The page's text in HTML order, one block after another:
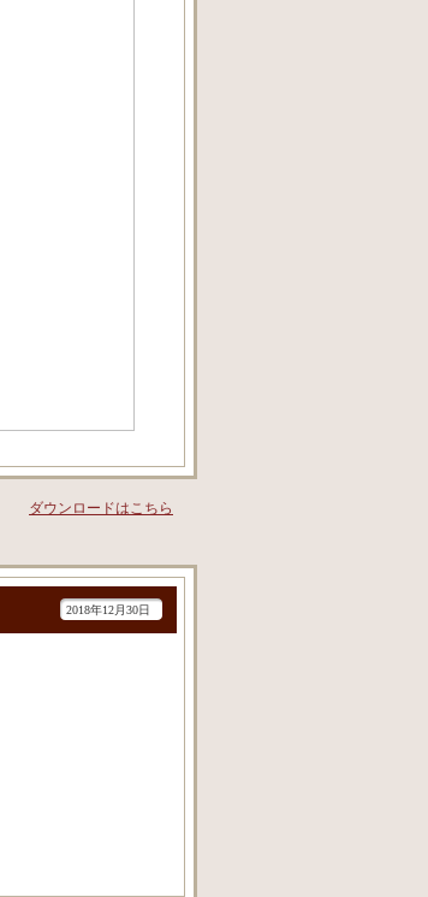
ダウンロードはこちら
2018年12月30日